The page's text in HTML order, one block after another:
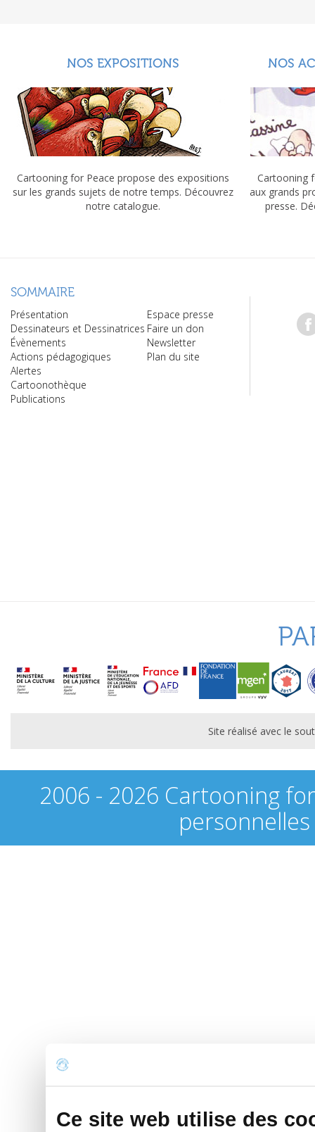
Ce site web utilise des
NOS EXPOSITIONS
Cartooning for Peace propose des expositions
sur les grands sujets de notre temps. Découvrez
notre catalogue.
NOS
Cartooning
aux grands
presse.
SOMMAIRE
Présentation
Dessinateurs et Dessinatrices
Évènements
Actions pédagogiques
Alertes
Cartoonothèque
Publications
Espace presse
Faire un don
Newsletter
Plan du site
Site réalisé avec le
2006 - 2026 Cartooning
personnelles